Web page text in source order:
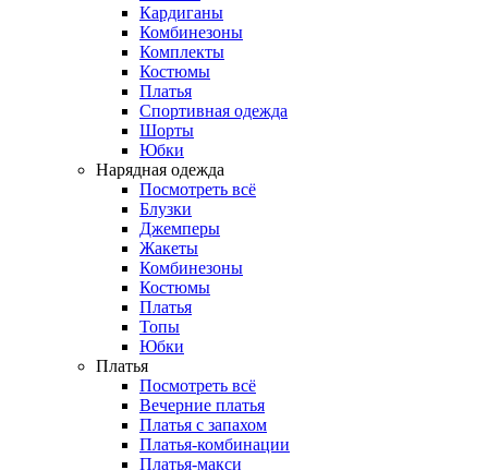
Кардиганы
Комбинезоны
Комплекты
Костюмы
Платья
Спортивная одежда
Шорты
Юбки
Нарядная одежда
Посмотреть всё
Блузки
Джемперы
Жакеты
Комбинезоны
Костюмы
Платья
Топы
Юбки
Платья
Посмотреть всё
Вечерние платья
Платья с запахом
Платья-комбинации
Платья-макси